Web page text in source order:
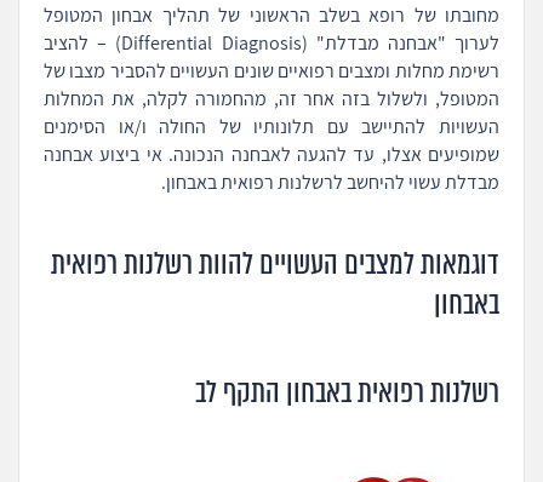
מחובתו של רופא בשלב הראשוני של תהליך אבחון המטופל
לערוך "אבחנה מבדלת" (Differential Diagnosis) – להציב
רשימת מחלות ומצבים רפואיים שונים העשויים להסביר מצבו של
המטופל, ולשלול בזה אחר זה, מהחמורה לקלה, את המחלות
העשויות להתיישב עם תלונותיו של החולה ו/או הסימנים
שמופיעים אצלו, עד להגעה לאבחנה הנכונה. אי ביצוע אבחנה
מבדלת עשוי להיחשב לרשלנות רפואית באבחון.
דוגמאות למצבים העשויים להוות רשלנות רפואית
באבחון
רשלנות רפואית באבחון התקף לב